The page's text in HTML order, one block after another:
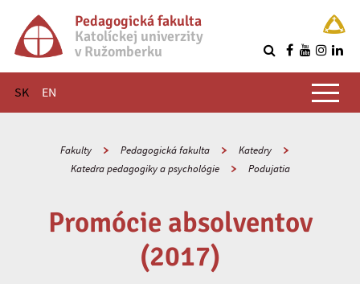
Pedagogická fakulta
Katolíckej univerzity
v Ružomberku
SK EN
Hlavné menu
Fakulty Pedagogická fakulta
Katedry
Katedra pedagogiky a psychológie
Podujatia
Promócie absolventov
(2017)